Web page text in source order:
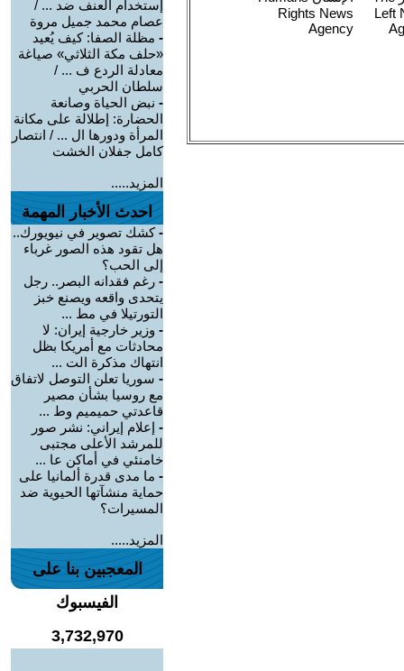
إستخدام العنف ضد ... /
عصام محمد جميل مروة
- مظلة الصفا: كيف يُعيد
«حلف مكة الثلاثي» صياغة
معادلة الردع ف ... /
سلطان الحربي
- نبض الحياة وصانعة
الحضارة: إطلالة على مكانة
المرأة ودورها ال ... / انتصار
كامل جفلان الخشت
المزيد.....
احدث الأخبار المهمة
-كشك تصوير في نيويورك..
هل تقود هذه الصور غرباء
إلى الحب؟
- رغم فقدانه البصر.. رجل
يتحدى واقعه ويصنع خبز
التورتيلا في مط ...
- وزير خارجية إيران: لا
محادثات مع أمريكا بظل
انتهاك مذكرة الت ...
- سوريا تعلن التوصل لاتفاق
مع روسيا بشأن مصير
قاعدتي حميميم وط ...
- إعلام إيراني: نشر صور
للمرشد الأعلى مجتبى
خامنئي في أماكن عا ...
- ما مدى قدرة ألمانيا على
حماية منشآتها الحيوية ضد
المسيرات؟
المزيد.....
المعجبين بنا على
الفيسبوك
3,732,970